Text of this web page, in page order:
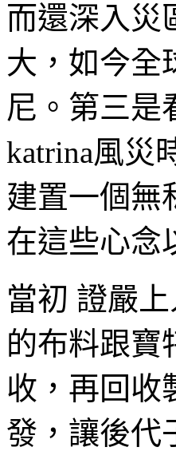
而還深入災
大，如今全
尼。第三是
katrina風災
建置一個無
在這些心念
當初 證嚴
的布料跟寶
收，再回收
發，讓後代